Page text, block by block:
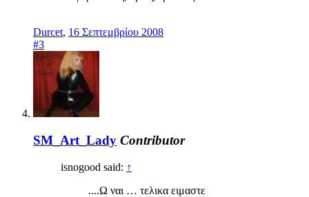
Durcet, 16 Σεπτεμβρίου 2008
#3
SM_Art_Lady Contributor
isnogood said: ↑
....Ω ναι … τελικα ειμαστε